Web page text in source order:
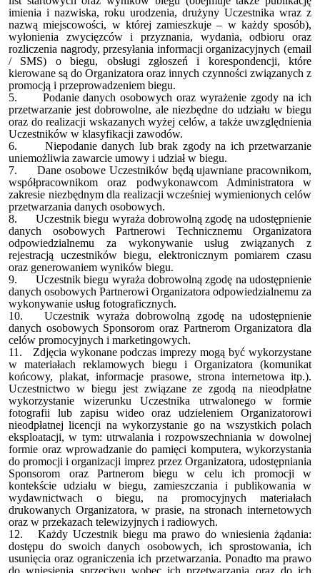
imienia i nazwiska, roku urodzenia, drużyny Uczestnika wraz z
nazwą miejscowości, w której zamieszkuje – w każdy sposób),
wyłonienia zwycięzców i przyznania, wydania, odbioru oraz
rozliczenia nagrody, przesyłania informacji organizacyjnych (email
/ SMS) o biegu, obsługi zgłoszeń i korespondencji, które
kierowane są do Organizatora oraz innych czynności związanych z
promocją i przeprowadzeniem biegu.
5. Podanie danych osobowych oraz wyrażenie zgody na ich
przetwarzanie jest dobrowolne, ale niezbędne do udziału w biegu
oraz do realizacji wskazanych wyżej celów, a także uwzględnienia
Uczestników w klasyfikacji zawodów.
6. Niepodanie danych lub brak zgody na ich przetwarzanie
uniemożliwia zawarcie umowy i udział w biegu.
7.Dane osobowe Uczestników będą ujawniane pracownikom,
współpracownikom oraz podwykonawcom Administratora w
zakresie niezbędnym dla realizacji wcześniej wymienionych celów
przetwarzania danych osobowych.
8. Uczestnik biegu wyraża dobrowolną zgodę na udostępnienie
danych osobowych Partnerowi Technicznemu Organizatora
odpowiedzialnemu za wykonywanie usług związanych z
rejestracją uczestników biegu, elektronicznym pomiarem czasu
oraz generowaniem wyników biegu.
9. Uczestnik biegu wyraża dobrowolną zgodę na udostępnienie
danych osobowych Partnerowi Organizatora odpowiedzialnemu za
wykonywanie usług fotograficznych.
10. Uczestnik wyraża dobrowolną zgodę na udostępnienie
danych osobowych Sponsorom oraz Partnerom Organizatora dla
celów promocyjnych i marketingowych.
11. Zdjęcia wykonane podczas imprezy mogą być wykorzystane
w materiałach reklamowych biegu i Organizatora (komunikat
końcowy, plakat, informacje prasowe, strona internetowa itp.).
Uczestnictwo w biegu jest związane ze zgodą na nieodpłatne
wykorzystanie wizerunku Uczestnika utrwalonego w formie
fotografii lub zapisu wideo oraz udzieleniem Organizatorowi
nieodpłatnej licencji na wykorzystanie go na wszystkich polach
eksploatacji, w tym: utrwalania i rozpowszechniania w dowolnej
formie oraz wprowadzanie do pamięci komputera, wykorzystania
do promocji i organizacji imprez przez Organizatora, udostępniania
Sponsorom oraz Partnerom biegu w celu ich promocji w
kontekście udziału w biegu, zamieszczania i publikowania w
wydawnictwach o biegu, na promocyjnych materiałach
drukowanych Organizatora, w prasie, na stronach internetowych
oraz w przekazach telewizyjnych i radiowych.
12. Każdy Uczestnik biegu ma prawo do wniesienia żądania:
dostępu do swoich danych osobowych, ich sprostowania, ich
usunięcia oraz ograniczenia ich przetwarzania. Ponadto ma prawo
do wniesienia sprzeciwu wobec ich przetwarzania oraz do ich